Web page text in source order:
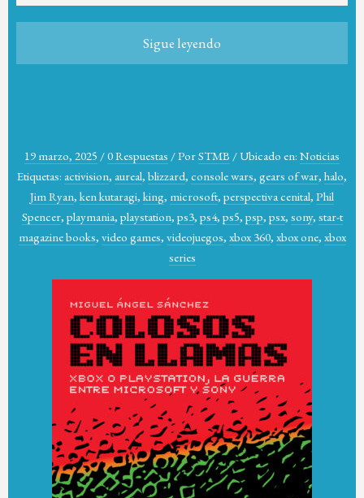
Sigue leyendo
19 marzo, 2025 /0 Respuestas /PorSTMB / Ubicado en: Noticias
Etiquetas: activision, aureal, blizzard, console wars, gears of war, halo,
Jim Ryan, ken kutaragi, king, microsoft, perspectiva cenital, Phil
Spencer, playmania, playstation, ps3, ps4, ps5, psp, psx, sony, star-t
magazine books, video games, videojuegos, xbox 360, xbox one, xbox
series